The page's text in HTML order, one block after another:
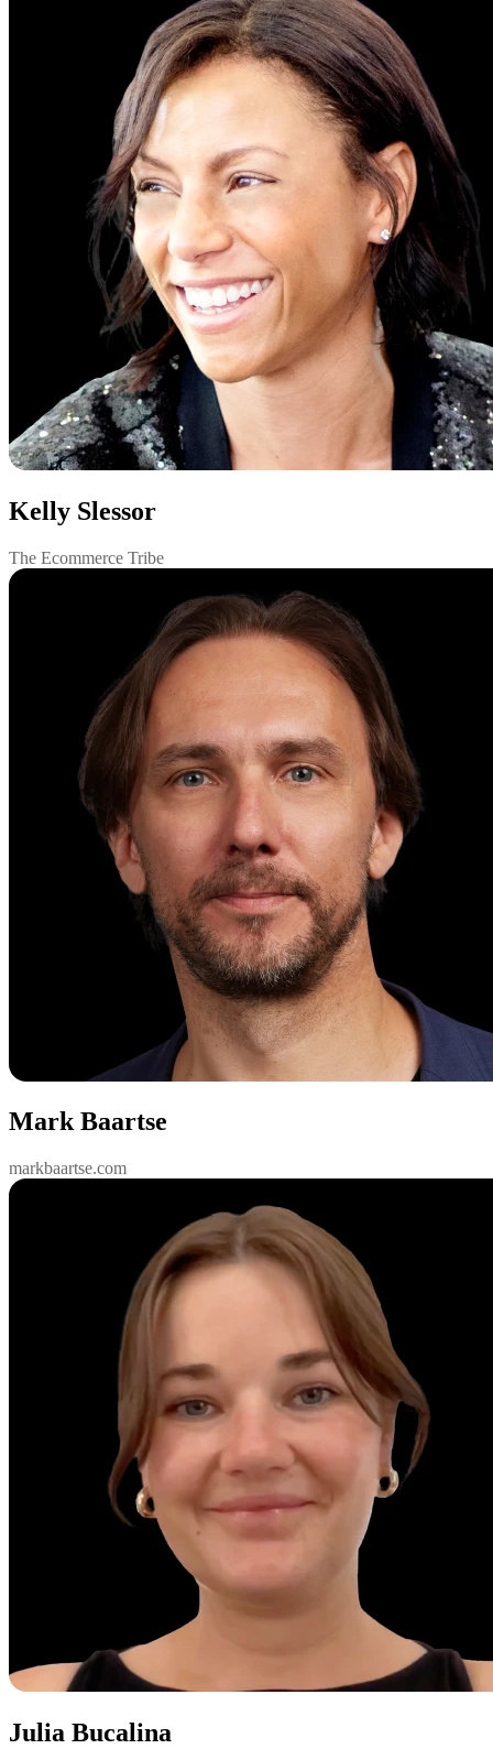
Kelly Slessor
The Ecommerce Tribe
Mark Baartse
markbaartse.com
Julia Bucalina